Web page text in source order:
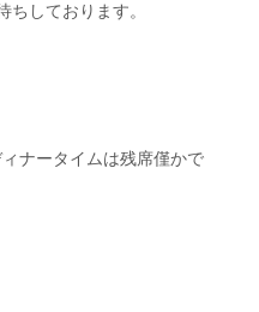
ちしております。
ナータイムは残席僅かで